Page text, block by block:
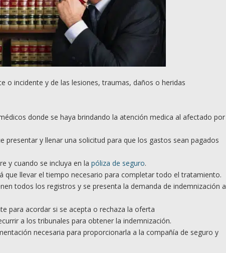
o incidente y de las lesiones, traumas, daños o heridas
donde se haya brindando la atención medica al afectado por
presentar y llenar una solicitud para que los gastos sean pagados
y cuando se incluya en la póliza de seguro.
llevar el tiempo necesario para completar todo el tratamiento.
todos los registros y se presenta la demanda de indemnización a
para acordar si se acepta o rechaza la oferta
a los tribunales para obtener la indemnización.
necesaria para proporcionarla a la compañía de seguro y